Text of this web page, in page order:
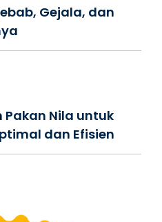
Gejala, dan
Pakan Nila untuk
dan Efisien